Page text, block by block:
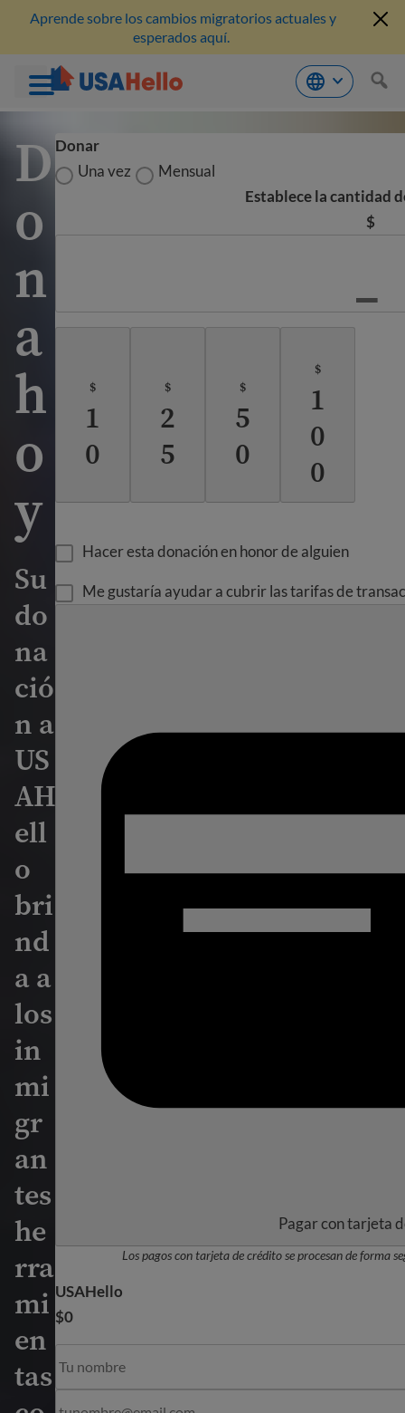
Saltar
contenido
Aprende sobre los cambios migratorios actuales y
esperados aquí.
D
o
n
a
h
o
y
Su
do
na
ció
n a
US
AH
ell
o
bri
nd
a a
los
in
mi
gr
an
tes
he
rra
mi
en
tas
Donar
Una vez
Mensual
Establece la cantidad
$
$
1
0
$
2
5
$
5
0
$
1
0
0
Hacer esta donación en honor de alguien
Me gustaría ayudar a cubrir las tarifas de
Pagar con tarjeta
Los pagos con tarjeta de crédito se procesan de forma
USAHello
$0